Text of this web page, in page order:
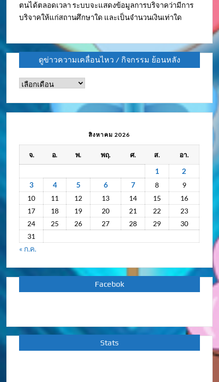
ตนได้ตลอดเวลา ระบบจะแสดงข้อมูลการบริจาคว่ามีการ
บริจาคให้แก่สถานศึกษาใด และเป็นจำนวนเงินเท่าใด
ดูข่าวความเคลื่อนไหว / กิจกรรม ย้อนหลัง
ดู
กิจกรรม
ย้อน
สิงหาคม 2026
จ. อ. พ. พฤ. ศ. ส. อา.
1
2
3
4 5 6 7 8
9
10
11 12 13 14 15
16
17
18 19 20 21 22
23
24
25 26 27 28 29
30
31
« ก.ค.
Facebok
Stats